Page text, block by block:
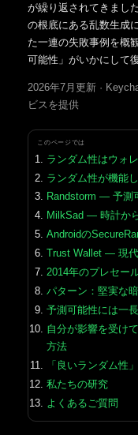
が繰り返されてきまし
の根底にある乱数生成
た一連の失敗事例を概
可能性」がいかにして
2026年7月更新 ·
ビスを提供
このページでは
ランダム性はウォ
ランダム性が機能
Randstorm — 予測
MilkSad — 時計か
Androidの
Trust Wallet — 現
2014年のプレセー
パターン：堅実な
予測可能性には一
自分が影響を受け
方法
「良いランダム性
私たちの研究
よくあるご質問